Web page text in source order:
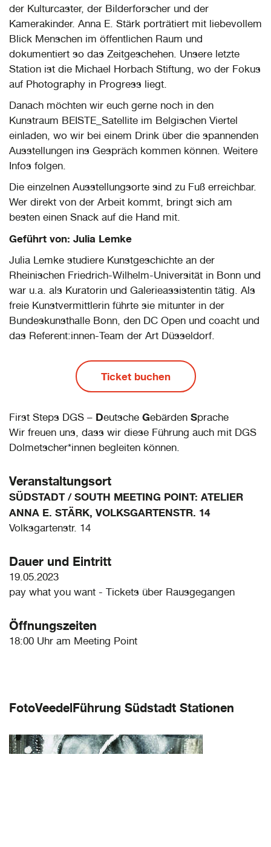
der Kulturcaster, der Bilderforscher und der
Kamerakinder. Anna E. Stärk porträtiert mit liebevollem
Blick Menschen im öffentlichen Raum und
dokumentiert so das Zeitgeschehen. Unsere letzte
Station ist die Michael Horbach Stiftung, wo der Fokus
auf Photography in Progress liegt.
Danach möchten wir euch gerne noch in den
Kunstraum BEISTE_Satellite im Belgischen Viertel
einladen, wo wir bei einem Drink über die spannenden
Ausstellungen ins Gespräch kommen können. Weitere
Infos folgen.
Die einzelnen Ausstellungsorte sind zu Fuß erreichbar.
Wer direkt von der Arbeit kommt, bringt sich am
besten einen Snack auf die Hand mit.
Geführt von: Julia Lemke
Julia Lemke studiere Kunstgeschichte an der
Rheinischen Friedrich-Wilhelm-Universität in Bonn und
war u.a. als Kuratorin und Galerieassistentin tätig. Als
freie Kunstvermittlerin führte sie mitunter in der
Bundeskunsthalle Bonn, den DC Open und coacht und
das Referent:innen-Team der Art Düsseldorf.
Ticket buchen
First Steps DGS – Deutsche Gebärden Sprache
Wir freuen uns, dass wir diese Führung auch mit DGS
Dolmetscher*innen begleiten können.
Veranstaltungsort
SÜDSTADT / SOUTH MEETING POINT: ATELIER
ANNA E. STÄRK, VOLKSGARTENSTR. 14
Volksgartenstr. 14
Dauer und Eintritt
19.05.2023
pay what you want - Tickets über Rausgegangen
Öffnungszeiten
18:00 Uhr am Meeting Point
FotoVeedelFührung Südstadt Stationen